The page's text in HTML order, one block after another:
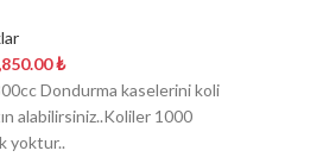
₺
Dondurma kaselerini koli
alabilirsiniz..Koliler 1000
yoktur..